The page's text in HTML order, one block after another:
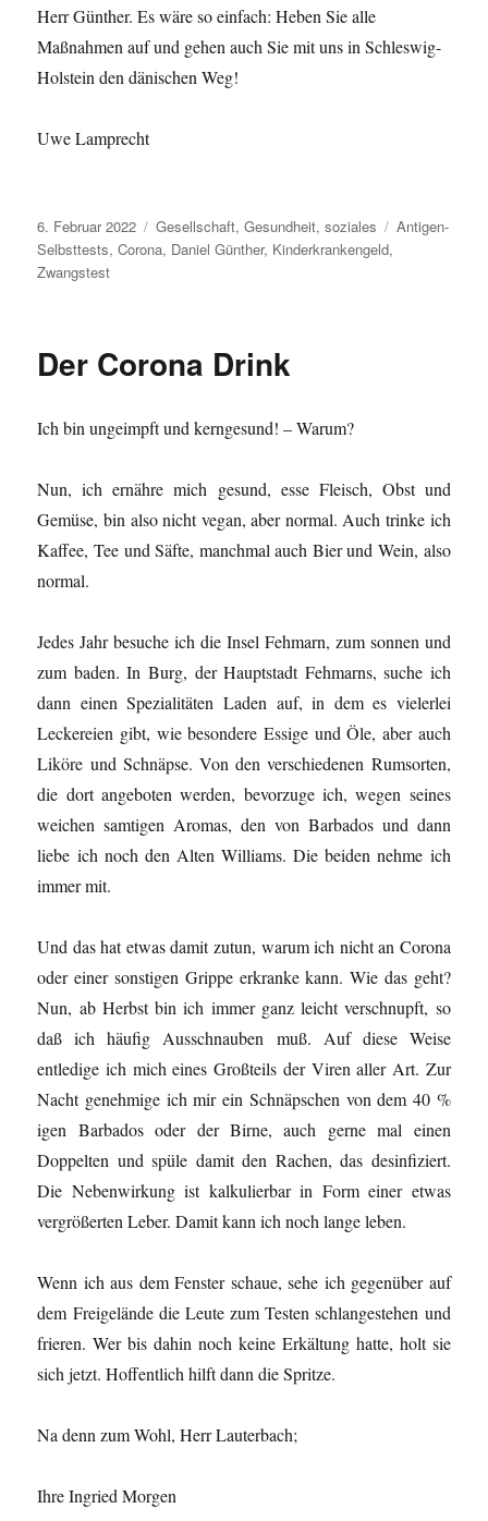
Herr Günther. Es wäre so einfach: Heben Sie alle
Maßnahmen auf und gehen auch Sie mit uns in Schleswig-
Holstein den dänischen Weg!
Uwe Lamprecht
Veröffentlicht
am
6. Februar 2022 Kategorien
Gesellschaft,Gesundheit,soziales Schlagwörter
Antigen-
Selbsttests,Corona, Daniel Günther, Kinderkrankengeld,
Zwangstest
Der Corona Drink
Ich bin ungeimpft und kerngesund! – Warum?
Nun, ich ernähre mich gesund, esse Fleisch, Obst und
Gemüse, bin also nicht vegan, aber normal. Auch trinke ich
Kaffee, Tee und Säfte, manchmal auch Bier und Wein, also
normal.
Jedes Jahr besuche ich die Insel Fehmarn, zum sonnen und
zum baden. In Burg, der Hauptstadt Fehmarns, suche ich
dann einen Spezialitäten Laden auf, in dem es vielerlei
Leckereien gibt, wie besondere Essige und Öle, aber auch
Liköre und Schnäpse. Von den verschiedenen Rumsorten,
die dort angeboten werden, bevorzuge ich, wegen seines
weichen samtigen Aromas, den von Barbados und dann
liebe ich noch den Alten Williams. Die beiden nehme ich
immer mit.
Und das hat etwas damit zutun, warum ich nicht an Corona
oder einer sonstigen Grippe erkranke kann. Wie das geht?
Nun, ab Herbst bin ich immer ganz leicht verschnupft, so
daß ich häufig Ausschnauben muß. Auf diese Weise
entledige ich mich eines Großteils der Viren aller Art. Zur
Nacht genehmige ich mir ein Schnäpschen von dem 40 %
igen Barbados oder der Birne, auch gerne mal einen
Doppelten und spüle damit den Rachen, das desinfiziert.
Die Nebenwirkung ist kalkulierbar in Form einer etwas
vergrößerten Leber. Damit kann ich noch lange leben.
Wenn ich aus dem Fenster schaue, sehe ich gegenüber auf
dem Freigelände die Leute zum Testen schlangestehen und
frieren. Wer bis dahin noch keine Erkältung hatte, holt sie
sich jetzt. Hoffentlich hilft dann die Spritze.
Na denn zum Wohl, Herr Lauterbach;
Ihre Ingried Morgen